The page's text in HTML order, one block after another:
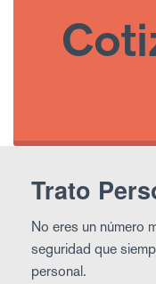
Trato
No eres un número
seguridad que
personal.